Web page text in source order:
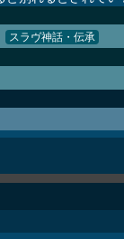
スラヴ神話・伝承